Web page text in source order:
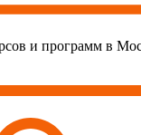
и программ в